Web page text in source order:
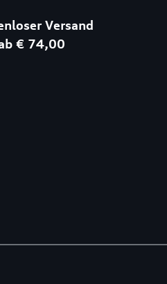
Versand
€ 74,00